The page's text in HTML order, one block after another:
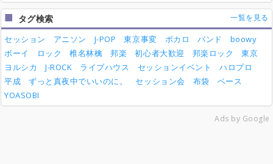
タグ検索 一覧を見る
セッション アニソン J-POP 東京事変 ボカロ バンド
boowy
ボーイ
ロック 椎名林檎 邦楽 初心者大歓迎 邦楽ロック
東京
ヨルシカ
J-ROCK ライブハウス セッションイベント
ハロプロ
平成
ずっと真夜中でいいのに。 セッション会 布袋
ベース
YOASOBI
Ads by Google